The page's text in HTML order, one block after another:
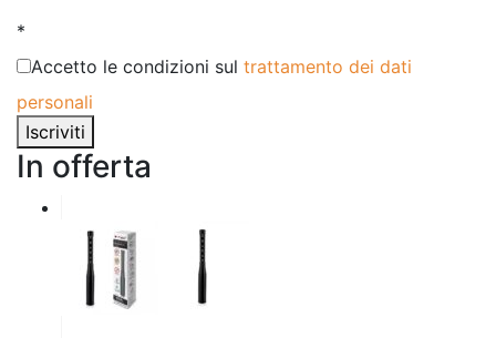
*
Accetto le condizioni sul trattamento dei dati
personali
Iscriviti
In offerta